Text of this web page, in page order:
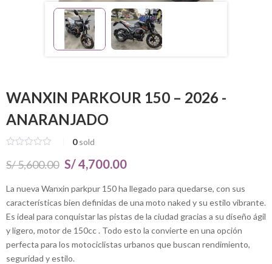
WANXIN PARKOUR 150 – 2026 -
ANARANJADO
0 sold
S/5,600.00 El
precio
original
era:
S/ 5,600.00.
S/4,700.00El
precio
actual
es:
S/ 4,700.00.
La nueva Wanxin parkpur 150 ha llegado para quedarse, con sus
características bien definidas de una moto naked y su estilo vibrante.
Es ideal para conquistar las pistas de la ciudad gracias a su diseño ágil
y ligero, motor de 150cc . Todo esto la convierte en una opción
perfecta para los motociclistas urbanos que buscan rendimiento,
seguridad y estilo.